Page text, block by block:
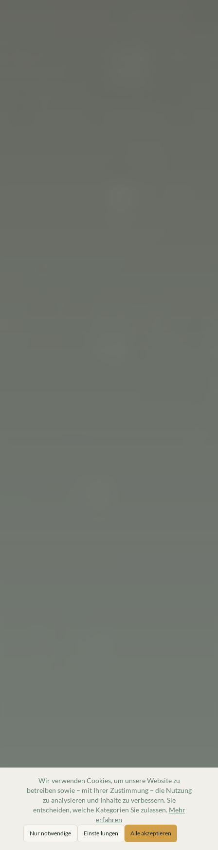
Wir verwenden Cookies, um unsere Website zu
betreiben sowie – mit Ihrer Zustimmung – die Nutzung
zu analysieren und Inhalte zu verbessern. Sie
entscheiden, welche Kategorien Sie zulassen. Mehr
erfahren
Nur notwendige Einstellungen Alle akzeptieren